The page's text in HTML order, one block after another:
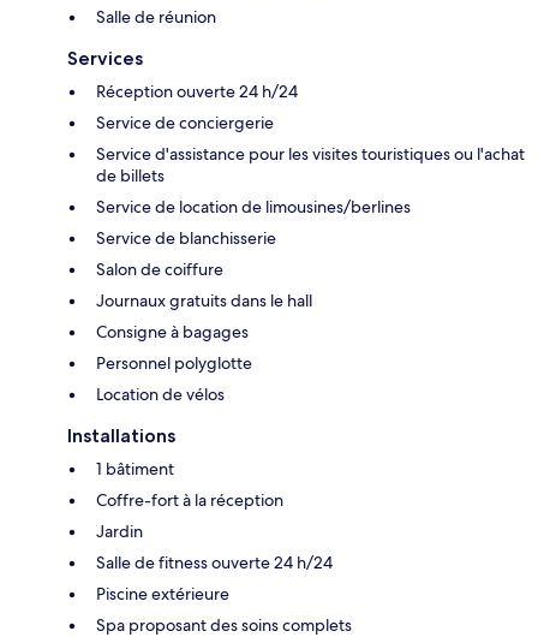
Salle de réunion
Services
Réception ouverte 24 h/24
Service de conciergerie
Service d'assistance pour les visites touristiques ou l'achat
de billets
Service de location de limousines/berlines
Service de blanchisserie
Salon de coiffure
Journaux gratuits dans le hall
Consigne à bagages
Personnel polyglotte
Location de vélos
Installations
1 bâtiment
Coffre-fort à la réception
Jardin
Salle de fitness ouverte 24 h/24
Piscine extérieure
Spa proposant des soins complets